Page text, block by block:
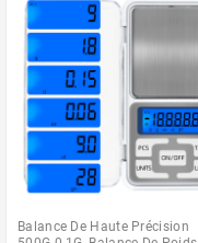
Balance De Haute Précision